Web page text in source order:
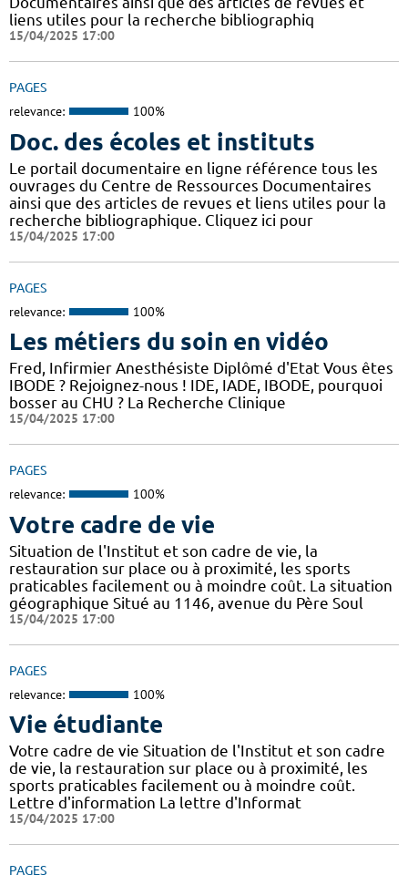
liens utiles pour la recherche bibliographiq
15/04/2025 17:00
PAGES
relevance: 100%
Doc. des écoles et instituts
Le portail documentaire en ligne référence tous les
ouvrages du Centre de Ressources Documentaires
ainsi que des articles de revues et liens utiles pour la
recherche bibliographique. Cliquez ici pour
15/04/2025 17:00
PAGES
relevance: 100%
Les métiers du soin en vidéo
Fred, Infirmier Anesthésiste Diplômé d'Etat Vous êtes
IBODE ? Rejoignez-nous ! IDE, IADE, IBODE, pourquoi
bosser au CHU ? La Recherche Clinique
15/04/2025 17:00
PAGES
relevance: 100%
Votre cadre de vie
Situation de l'Institut et son cadre de vie, la
restauration sur place ou à proximité, les sports
praticables facilement ou à moindre coût. La situation
géographique Situé au 1146, avenue du Père Soul
15/04/2025 17:00
PAGES
relevance: 100%
Vie étudiante
Votre cadre de vie Situation de l'Institut et son cadre
de vie, la restauration sur place ou à proximité, les
sports praticables facilement ou à moindre coût.
Lettre d'information La lettre d'Informat
15/04/2025 17:00
PAGES